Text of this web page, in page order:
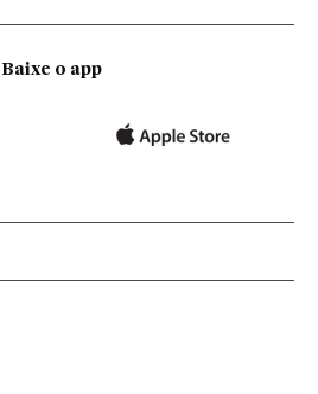
Baixe o app